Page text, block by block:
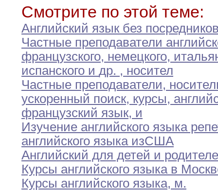
Смотрите по этой теме:
Английский язык без
Частные преподаватели
французского, немецкого,
испанского и др. , носител
Частные преподаватели,
ускоренный поиск, курсы,
французский язык, и
Изучение английского языка
английского языка изСША
Английский для детей и
Курсы английского языка в
Курсы английского языка, м.